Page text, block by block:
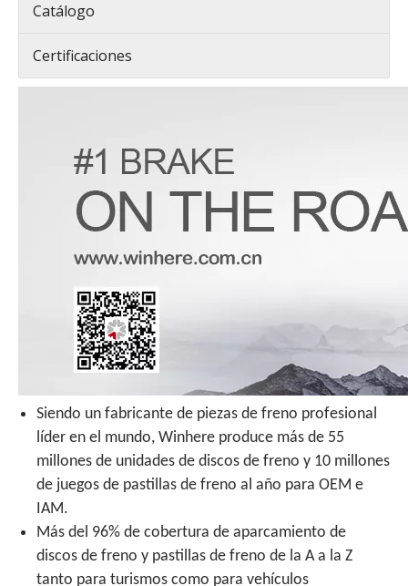
Catálogo
Certificaciones
Siendo un fabricante de piezas de freno profesional
líder en el mundo, Winhere produce más de 55
millones de unidades de discos de freno y 10 millones
de juegos de pastillas de freno al año para OEM e
IAM.
Más del 96% de cobertura de aparcamiento de
discos de freno y pastillas de freno de la A a la Z
tanto para turismos como para vehículos